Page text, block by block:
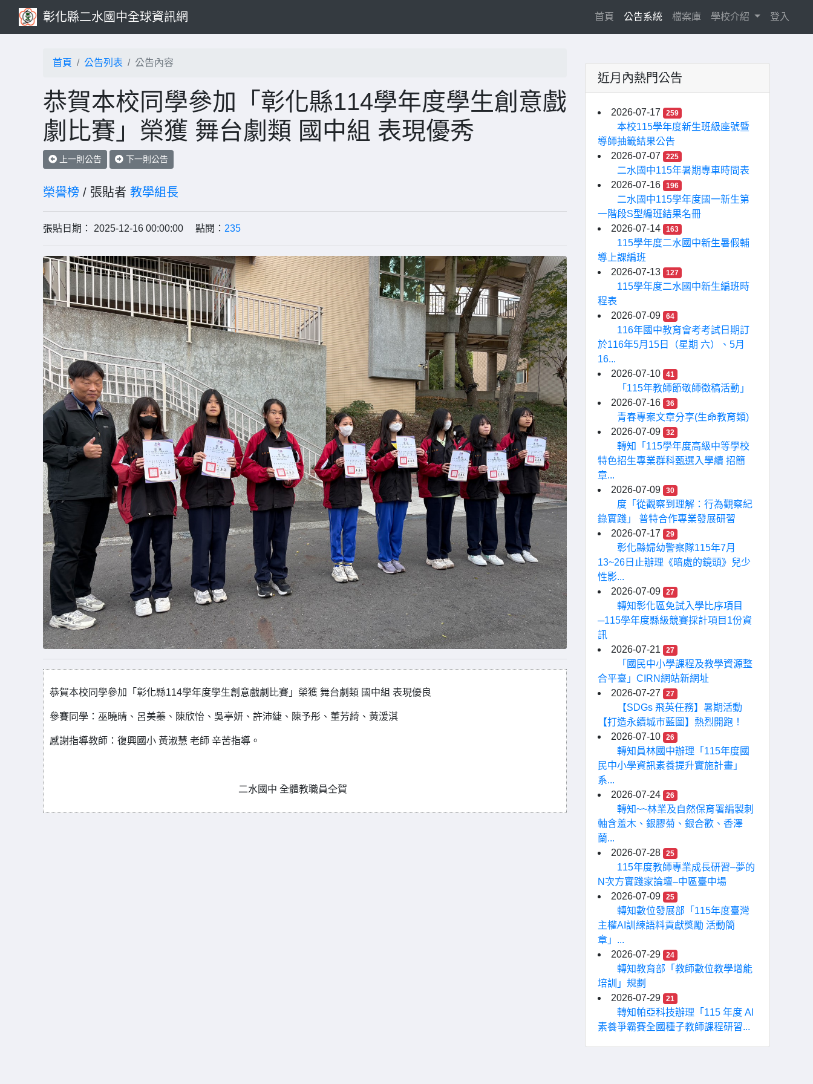
彰化縣二水國中全球資訊網 首頁 (current)
公告系統 檔案庫 學校介紹 登入
首頁 公告列表 公告內容
恭賀本校同學參加「彰化縣114學年度學生創意戲
劇比賽」榮獲 舞台劇類 國中組 表現優秀
上一則公告 下一則公告
榮譽榜 / 張貼者 教學組長
張貼日期： 2025-12-16 00:00:00 點閱： 235
恭賀本校同學參加「彰化縣114學年度學生創意戲劇比賽」榮獲 舞台劇類 國中組 表現優良
參賽同學：巫曉晴、呂美蓁、陳欣怡、吳亭妍、許沛緁、陳予彤、董芳綺、黃湲淇
感謝指導教師：復興國小 黃淑慧 老師 辛苦指導。
二水國中 全體教職員仝賀
近月內熱門公告
2026-07-17 259
本校115學年度新生班級座號暨
導師抽籤結果公告
2026-07-07
225
二水國中115年暑期專車時間表
2026-07-16
196
二水國中115學年度國一新生第
一階段S型編班結果名冊
2026-07-14
163
115學年度二水國中新生暑假輔
導上課編班
2026-07-13
127
115學年度二水國中新生編班時
程表
2026-07-09
64
116年國中教育會考考試日期訂
於116年5月15日（星期 六）、5月
16...
2026-07-10
41
「115年教師節敬師徵稿活動」
2026-07-16
36
青春專案文章分享(生命教育類)
2026-07-09
32
轉知「115學年度高級中等學校
特色招生專業群科甄選入學續 招簡
章...
2026-07-09
30
度「從觀察到理解：行為觀察紀
錄實踐」 普特合作專業發展研習
2026-07-17
29
彰化縣婦幼警察隊115年7月
13~26日止辦理《暗處的鏡頭》兒少
性影...
2026-07-09
27
轉知彰化區免試入學比序項目
─115學年度縣級競賽採計項目1份資
訊
2026-07-21
27
「國民中小學課程及教學資源整
合平臺」CIRN網站新網址
2026-07-27
27
【SDGs 飛英任務】暑期活動
【打造永續城市藍圖】熱烈開跑！
2026-07-10
26
轉知員林國中辦理「115年度國
民中小學資訊素養提升實施計畫」
系...
2026-07-24
26
轉知~~林業及自然保育署編製刺
軸含羞木、銀膠菊、銀合歡、香澤
蘭...
2026-07-28
25
115年度教師專業成長研習–夢的
N次方實踐家論壇–中區臺中場
2026-07-09
25
轉知數位發展部「115年度臺灣
主權AI訓練語料貢獻獎勵 活動簡
章」...
2026-07-29
24
轉知教育部「教師數位教學增能
培訓」規劃
2026-07-29
21
轉知帕亞科技辦理「115 年度 AI
素養爭霸賽全國種子教師課程研習...